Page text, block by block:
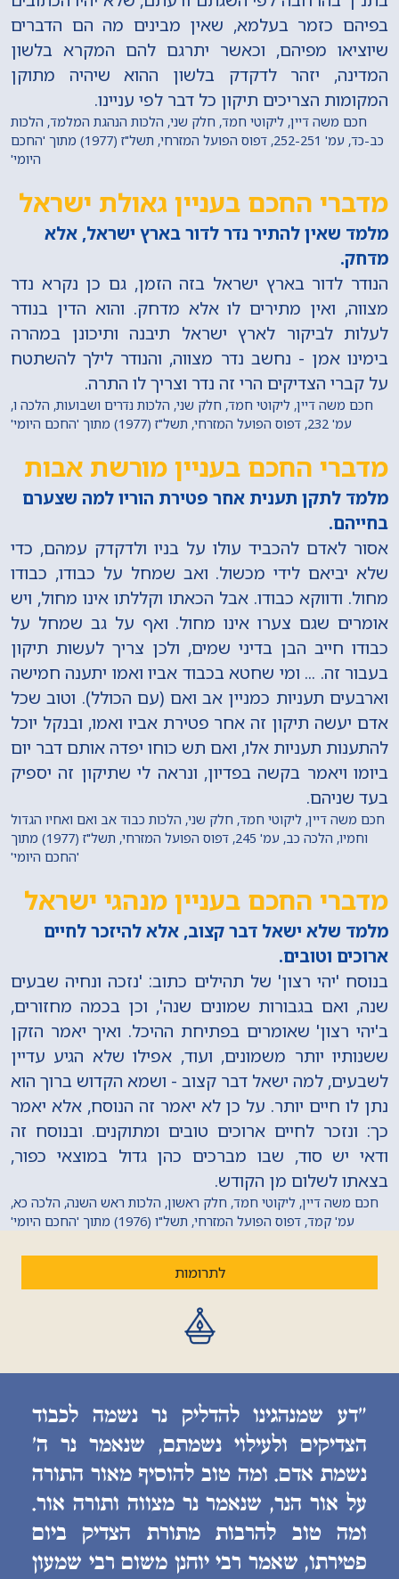
בפיהם כזמר בעלמא, שאין מבינים מה הם הדברים
שיוציאו מפיהם, וכאשר יתרגם להם המקרא בלשון
המדינה, יזהר לדקדק בלשון ההוא שיהיה מתוקן
המקומות הצריכים תיקון כל דבר לפי עניינו.
חכם משה דיין, ליקוטי חמד, חלק שני, הלכות הנהגת המלמד, הלכות
כב-כד, עמ' 252-251, דפוס הפועל המזרחי, תשל"ז (1977) מתוך 'החכם
היומי'
מדברי החכם בעניין גאולת ישראל
מלמד שאין להתיר נדר לדור בארץ ישראל, אלא
מדחק.
הנודר לדור בארץ ישראל בזה הזמן, גם כן נקרא נדר
מצווה, ואין מתירים לו אלא מדחק. והוא הדין בנודר
לעלות לביקור לארץ ישראל תיבנה ותיכונן במהרה
בימינו אמן - נחשב נדר מצווה, והנודר לילך להשתטח
על קברי הצדיקים הרי זה נדר וצריך לו התרה.
חכם משה דיין, ליקוטי חמד, חלק שני, הלכות נדרים ושבועות, הלכה ו,
עמ' 232, דפוס הפועל המזרחי, תשל"ז (1977) מתוך 'החכם היומי'
מדברי החכם בעניין מורשת אבות
מלמד לתקן תענית אחר פטירת הוריו למה שצערם
בחייהם.
אסור לאדם להכביד עולו על בניו ולדקדק עמהם, כדי
שלא יביאם לידי מכשול. ואב שמחל על כבודו, כבודו
מחול. ודווקא כבודו. אבל הכאתו וקללתו אינו מחול, ויש
אומרים שגם צערו אינו מחול. ואף על גב שמחל על
כבודו חייב הבן בדיני שמים, ולכן צריך לעשות תיקון
בעבור זה. ... ומי שחטא בכבוד אביו ואמו יתענה חמישה
וארבעים תעניות כמניין אב ואם (עם הכולל). וטוב שכל
אדם יעשה תיקון זה אחר פטירת אביו ואמו, ובנקל יוכל
להתענות תעניות אלו, ואם תש כוחו יפדה אותם דבר יום
ביומו ויאמר בקשה בפדיון, ונראה לי שתיקון זה יספיק
בעד שניהם.
חכם משה דיין, ליקוטי חמד, חלק שני, הלכות כבוד אב ואם ואחיו הגדול
וחמיו, הלכה כב, עמ' 245, דפוס הפועל המזרחי, תשל"ז (1977) מתוך
'החכם היומי'
מדברי החכם בעניין מנהגי ישראל
מלמד שלא ישאל דבר קצוב, אלא להיזכר לחיים
ארוכים וטובים.
בנוסח 'יהי רצון' של תהילים כתוב: 'נזכה ונחיה שבעים
שנה, ואם בגבורות שמונים שנה', וכן בכמה מחזורים,
ב'יהי רצון' שאומרים בפתיחת ההיכל. ואיך יאמר הזקן
ששנותיו יותר משמונים, ועוד, אפילו שלא הגיע עדיין
לשבעים, למה ישאל דבר קצוב - ושמא הקדוש ברוך הוא
נתן לו חיים יותר. על כן לא יאמר זה הנוסח, אלא יאמר
כך: ונזכר לחיים ארוכים טובים ומתוקנים. ובנוסח זה
ודאי יש סוד, שבו מברכים כהן גדול במוצאי כפור,
בצאתו לשלום מן הקודש.
חכם משה דיין, ליקוטי חמד, חלק ראשון, הלכות ראש השנה, הלכה כא,
עמ' קמד, דפוס הפועל המזרחי, תשל"ו (1976) מתוך 'החכם היומי'
לתרומות
״דע שמנהגינו להדליק נר נשמה לכבוד
הצדיקים ולעילוי נשמתם, שנאמר נר ה׳
נשמת אדם. ומה טוב להוסיף מאור התורה
על אור הנר, שנאמר נר מצווה ותורה אור.
ומה טוב להרבות מתורת הצדיק ביום
פטירתו, שאמר רבי יוחנן משום רבי שמעון